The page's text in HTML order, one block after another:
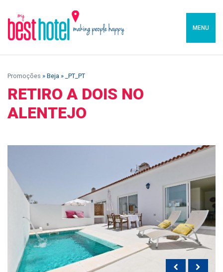
MENU
Promoções » Beja » _PT_PT
RETIRO A DOIS NO
ALENTEJO